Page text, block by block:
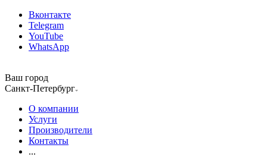
Вконтакте
Telegram
YouTube
WhatsApp
Ваш город
Санкт-Петербург
О компании
Услуги
Производители
Контакты
...